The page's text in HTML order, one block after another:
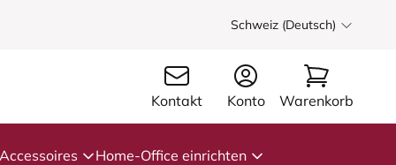
Schweiz (Deutsch)
Kontakt Konto Warenkorb
Accessoires Home-Office einrichten